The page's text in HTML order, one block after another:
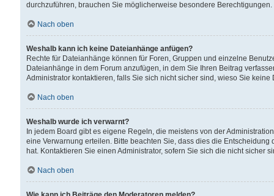
durchzuführen, brauchen Sie möglicherweise besondere
Nach oben
Weshalb kann ich keine Dateianhänge anfügen?
Rechte für Dateianhänge können für Foren, Gruppen und einzelne
Dateianhänge in dem Forum anzufügen, in dem Sie Ihren Beitrag
Administrator kontaktieren, falls Sie sich nicht sicher sind, wieso Sie
Nach oben
Weshalb wurde ich verwarnt?
In jedem Board gibt es eigene Regeln, die meistens von der
eine Verwarnung erteilen. Bitte beachten Sie, dass dies die
hat. Kontaktieren Sie einen Administrator, sofern Sie sich die nicht sicher
Nach oben